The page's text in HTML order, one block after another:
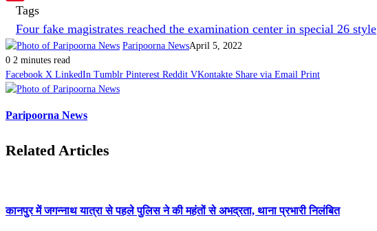
Pinterest
Tags
Four fake magistrates reached the examination center in special 26 style
Paripoorna NewsApril 5, 2022
0 2 minutes read
Facebook X LinkedIn Tumblr Pinterest Reddit VKontakte Share via Email Print
Paripoorna News
Related Articles
कानपुर में जगन्नाथ यात्रा से पहले पुलिस ने की महंतों से अभद्रता, थाना प्रभारी निलंबित